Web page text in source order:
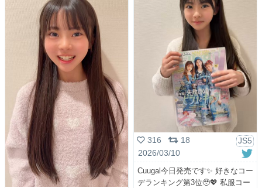
316 18
JS5
2026/03/10
Cuugal今日発売です✨ 好きなコー
デランキング第3位🥹💖 私服コー